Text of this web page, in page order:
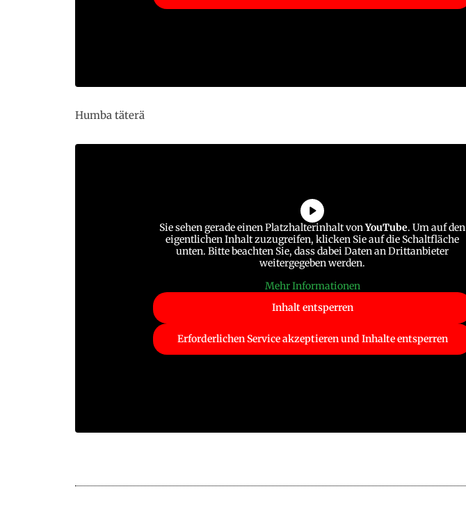
Humba täterä
Sie sehen gerade einen Platzhalterinhalt vonYouTube. Um auf den
eigentlichen Inhalt zuzugreifen, klicken Sie auf die Schaltfläche
unten. Bitte beachten Sie, dass dabei Daten an Drittanbieter
weitergegeben werden.
Mehr Informationen
Inhalt entsperren
Erforderlichen Service akzeptieren und Inhalte entsperren